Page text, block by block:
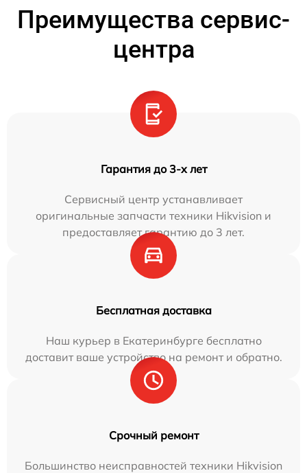
Преимущества сервис-
центра
Гарантия до 3-х лет
Сервисный центр устанавливает
оригинальные запчасти техники Hikvision и
предоставляет гарантию до 3 лет.
Бесплатная доставка
Наш курьер в Екатеринбурге бесплатно
доставит ваше устройство на ремонт и обратно.
Срочный ремонт
Большинство неисправностей техники Hikvision